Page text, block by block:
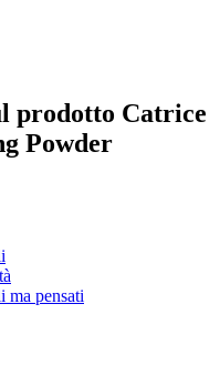
prodotto Catrice
Powder
ma pensati